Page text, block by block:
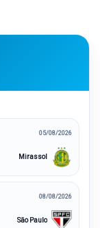
05/08/2026
Mirassol
08/08/2026
São Paulo